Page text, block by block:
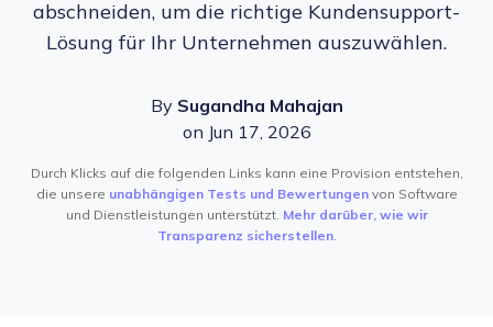
abschneiden, um die richtige Kundensupport-
Lösung für Ihr Unternehmen auszuwählen.
By Sugandha Mahajan
on Jun 17, 2026
Durch Klicks auf die folgenden Links kann eine Provision entstehen,
die unsere unabhängigen Tests und Bewertungenvon Software
und Dienstleistungen unterstützt. Mehr darüber, wie wir
Transparenz sicherstellen.